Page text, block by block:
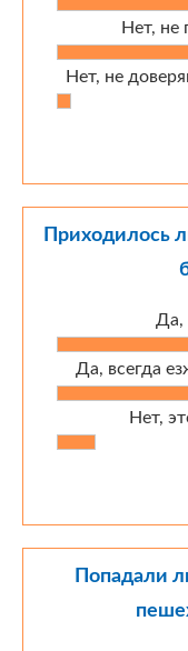
Нет, не
Нет, не
Приходилось
Да,
Да, всегда
Нет,
Попадали